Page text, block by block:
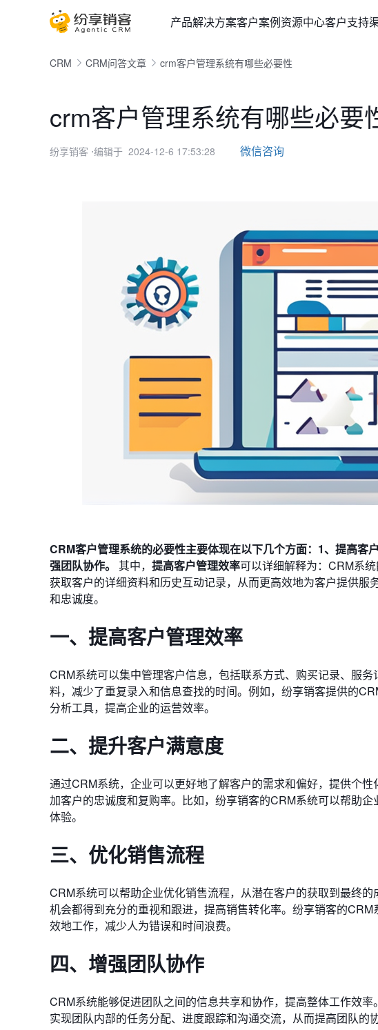
产品解决方案客户案例资源中心客户支持
CRM CRM问答文章 crm客户管理系统有哪些必要性
crm客户管理系统有哪些必要
纷享销客 ⋅编辑于 2024-12-6 17:53:28 微信咨询
CRM客户管理系统的必要性主要体现在以下几个方面：1、提高
强团队协作。 其中， 提高客户管理效率可以详细解释为：CRM系
获取客户的详细资料和历史互动记录，从而更高效地为客户提供
和忠诚度。
一、提高客户管理效率
CRM系统可以集中管理客户信息，包括联系方式、购买记录、服
料，减少了重复录入和信息查找的时间。例如，纷享销客提供的
分析工具，提高企业的运营效率。
二、提升客户满意度
通过CRM系统，企业可以更好地了解客户的需求和偏好，提供个
加客户的忠诚度和复购率。比如，纷享销客的CRM系统可以帮助
体验。
三、优化销售流程
CRM系统可以帮助企业优化销售流程，从潜在客户的获取到最终
机会都得到充分的重视和跟进，提高销售转化率。纷享销客的
效地工作，减少人为错误和时间浪费。
四、增强团队协作
CRM系统能够促进团队之间的信息共享和协作，提高整体工作效
实现团队内部的任务分配、进度跟踪和沟通交流，从而提高团队的